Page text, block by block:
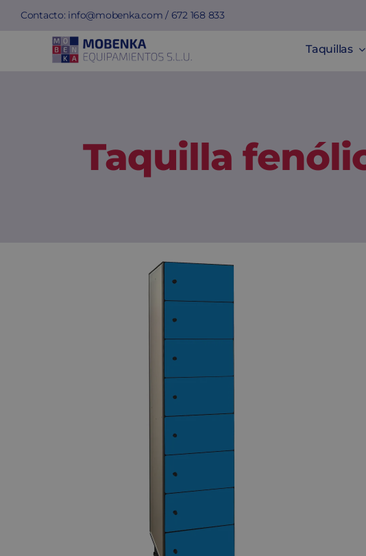
Saltar
contenido
Contacto: info@mobenka.com / 672 168 833
Taquillas
Taquilla